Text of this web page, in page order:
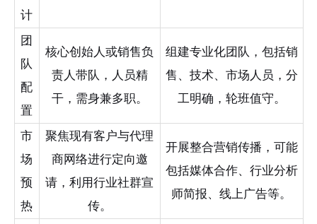
计
团
队
配
置
核心创始人或销售负
责人带队，人员精
干，需身兼多职。
组建专业化团队，包括销
售、技术、市场人员，分
工明确，轮班值守。
市
场
预
热
聚焦现有客户与代理
商网络进行定向邀
请，利用行业社群宣
传。
开展整合营销传播，可能
包括媒体合作、行业分析
师简报、线上广告等。